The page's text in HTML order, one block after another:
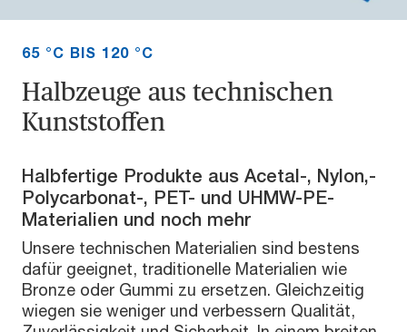
65 °C BIS 120 °C
Halbzeuge aus technischen
Kunststoffen
Halbfertige Produkte aus Acetal-, Nylon,-
Polycarbonat-, PET- und UHMW-PE-
Materialien und noch mehr
Unsere technischen Materialien sind bestens
dafür geeignet, traditionelle Materialien wie
Bronze oder Gummi zu ersetzen. Gleichzeitig
wiegen sie weniger und verbessern Qualität,